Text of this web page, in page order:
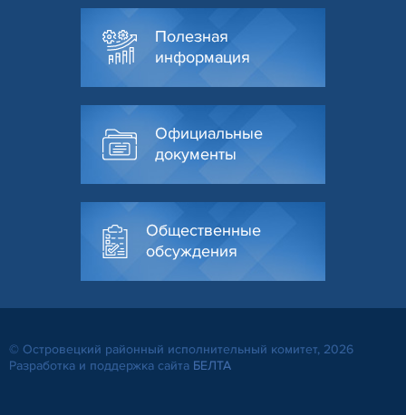
Полезная
информация
Официальные
документы
Общественные
обсуждения
© Островецкий районный исполнительный комитет, 2026
Разработка и поддержка сайта БЕЛТА